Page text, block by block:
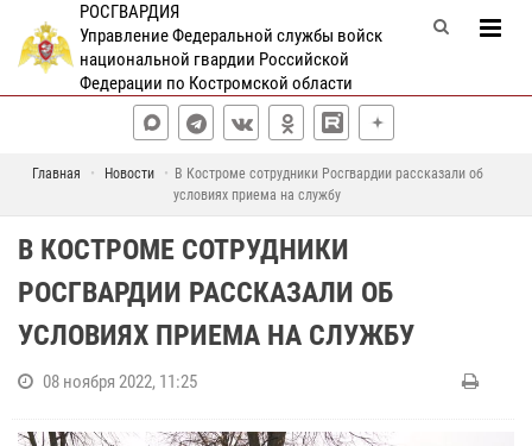
РОСГВАРДИЯ
Управление Федеральной службы войск
национальной гвардии Российской
Федерации по Костромской области
Главная Новости
В Костроме сотрудники Росгвардии рассказали об
условиях приема на службу
В КОСТРОМЕ СОТРУДНИКИ
РОСГВАРДИИ РАССКАЗАЛИ ОБ
УСЛОВИЯХ ПРИЕМА НА СЛУЖБУ
08 ноября 2022, 11:25